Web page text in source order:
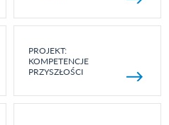
PROJEKT:
KOMPETENCJE
PRZYSZŁOŚCI